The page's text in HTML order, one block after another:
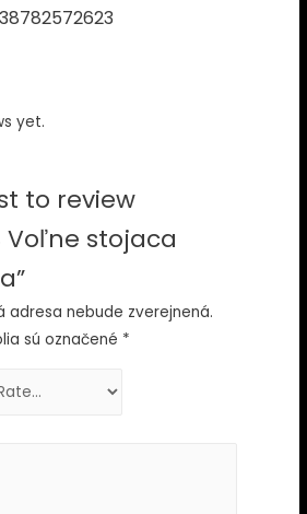
yet.
to review
Voľne stojaca
adresa nebude zverejnená.
sú označené *